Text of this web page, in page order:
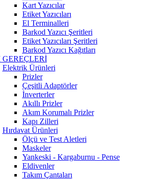
Kart Yazıcılar
Etiket Yazıcıları
El Terminalleri
Barkod Yazıcı Şeritleri
Etiket Yazıcıları Şeritleri
Barkod Yazıcı Kağıtları
GEREÇLERİ
Elektrik Ürünleri
Prizler
Çeşitli Adaptörler
İnverterler
Akıllı Prizler
Akım Korumalı Prizler
Kapı Zilleri
Hırdavat Ürünleri
Ölçü ve Test Aletleri
Maskeler
Yankeski - Kargaburnu - Pense
Eldivenler
Takım Çantaları